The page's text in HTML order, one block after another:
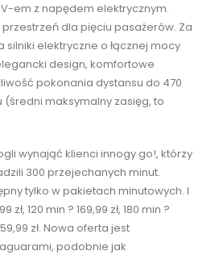
em z napędem elektrycznym.
dla pięciu pasażerów. Za
elektryczne o łącznej mocy
design, komfortowe
pokonania dystansu do 470
(średni maksymalny zasięg, to
wynająć klienci innogy go!, którzy
300 przejechanych minut.
tylko w pakietach minutowych. I
120 min ? 169,99 zł, 180 min ?
zł. Nowa oferta jest
podobnie jak